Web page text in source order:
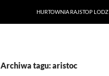
HURTOWNIA RAJSTOP LODZ
Archiwa tagu: aristoc